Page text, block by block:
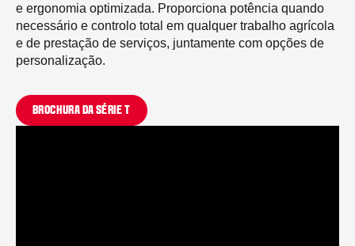
e ergonomia optimizada. Proporciona potência quando
necessário e controlo total em qualquer trabalho agrícola
e de prestação de serviços, juntamente com opções de
personalização.
BROCHURA DA SÉRIE T